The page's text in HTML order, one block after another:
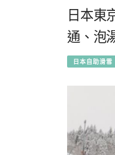
日本東
通、泡
日本自助滑雪